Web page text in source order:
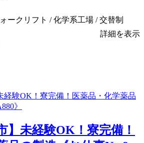
ークリフト / 化学系工場 / 交替制
詳細を表示
】未経験OK！寮完備！